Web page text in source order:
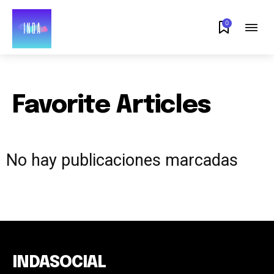
0
Favorite Articles
No hay publicaciones marcadas
INDASOCIAL